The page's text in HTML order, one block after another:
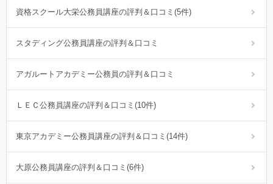
資格スクール大栄公務員講座の評判＆口コミ(5件)
スタディング公務員講座の評判＆口コミ
アガルートアカデミー公務員の評判＆口コミ
ＬＥＣ公務員講座の評判＆口コミ(10件)
東京アカデミー公務員講座の評判＆口コミ(14件)
大原公務員講座の評判＆口コミ(6件)